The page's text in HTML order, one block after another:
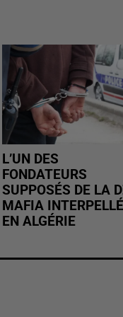
L’UN DES
FONDATEURS
SUPPOSÉS DE LA
MAFIA INTERPELLÉ
EN ALGÉRIE